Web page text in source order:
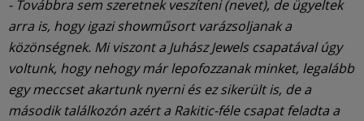
- Továbbra sem szeretnek veszíteni (nevet), de ügyeltek
arra is, hogy igazi showműsort varázsoljanak a
közönségnek. Mi viszont a Juhász Jewels csapatával úgy
voltunk, hogy nehogy már lepofozzanak minket, legalább
egy meccset akartunk nyerni és ez sikerült is, de a
második találkozón azért a Rakitic-féle csapat feladta a